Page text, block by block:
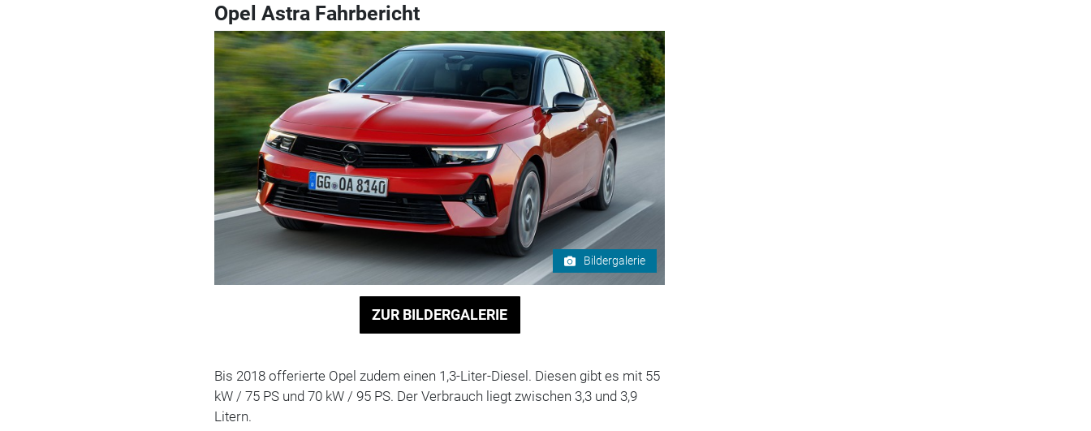
Opel Astra Fahrbericht
Bildergalerie
ZUR BILDERGALERIE
Bis 2018 offerierte Opel zudem einen 1,3-Liter-Diesel. Diesen gibt es mit 55
kW / 75 PS und 70 kW / 95 PS. Der Verbrauch liegt zwischen 3,3 und 3,9
Litern.